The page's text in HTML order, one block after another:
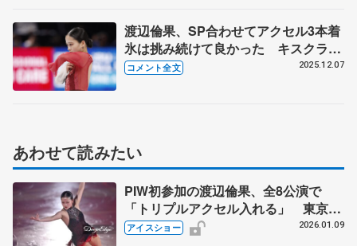
渡辺倫果、SP合わせてアクセル3本着
氷は挑み続けて良かった キスクラで
祈るように「ここまでできたから点数
コメント全文 2025.12.07
あわせて読みたい
PIW初参加の渡辺倫果、全8公演で
「トリプルアクセル入れる」 東京公
演、村元哉中降板で高橋大輔はソロナ
アイスショー 2026.01.09